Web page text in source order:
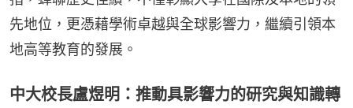
先地位，更憑藉學術卓越與全球影響力，繼續引領本
地高等教育的發展。
中大校長盧煜明：推動具影響力的研究與知識轉